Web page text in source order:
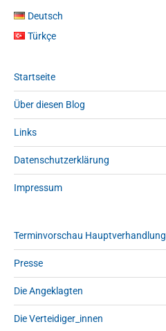
Deutsch
Türkçe
Startseite
Über diesen Blog
Links
Datenschutzerklärung
Impressum
Terminvorschau Hauptverhandlung
Presse
Die Angeklagten
Die Verteidiger_innen